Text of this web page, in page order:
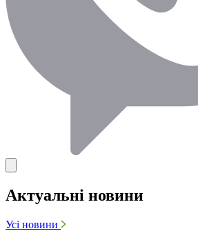
Актуальні новини
Усі новини